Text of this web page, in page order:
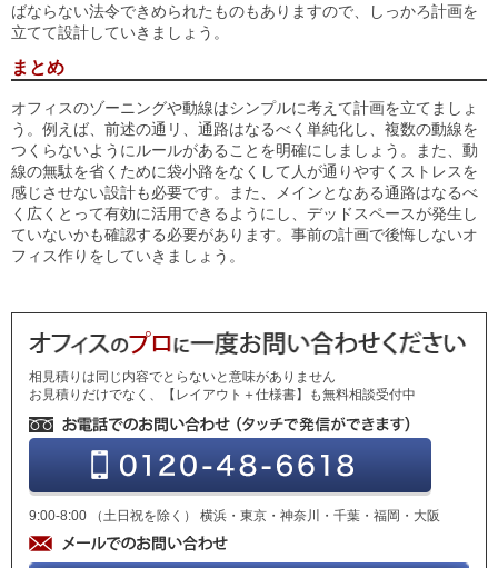
ばならない法令できめられたものもありますので、しっかろ計画を
立てて設計していきましょう。
まとめ
オフィスのゾーニングや動線はシンプルに考えて計画を立てましょ
う。例えば、前述の通リ、通路はなるべく単純化し、複数の動線を
つくらないようにルールがあることを明確にしましょう。また、動
線の無駄を省くために袋小路をなくして人が通りやすくストレスを
感じさせない設計も必要です。また、メインとなある通路はなるべ
く広くとって有効に活用できるようにし、デッドスペースが発生し
ていないかも確認する必要があります。事前の計画で後悔しないオ
フィス作りをしていきましょう。
相見積りは同じ内容でとらないと意味がありません
お見積りだけでなく、【レイアウト＋仕様書】も無料相談受付中
9:00-8:00 （土日祝を除く） 横浜・東京・神奈川・千葉・福岡・大阪